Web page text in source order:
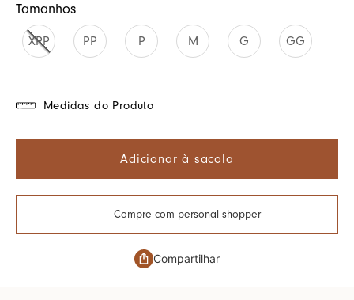
Tamanhos
XPP PP P M G GG
Medidas do Produto
Adicionar à sacola
Compre com personal shopper
Compartilhar